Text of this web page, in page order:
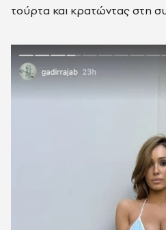
τούρτα και κρατώντας στη